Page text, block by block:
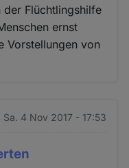
Flüchtlingshilfe
ernst
Vorstellungen von
Sa. 4 Nov 2017 - 17:53